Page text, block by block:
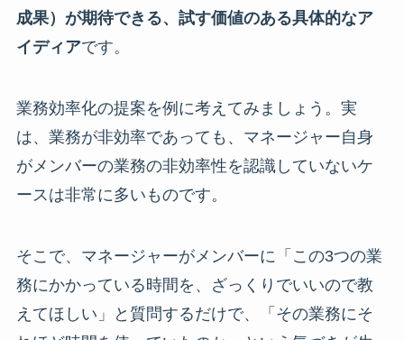
成果）が期待できる、試す価値のある具体的なア
イディアです。
業務効率化の提案を例に考えてみましょう。実
は、業務が非効率であっても、マネージャー自身
がメンバーの業務の非効率性を認識していないケ
ースは非常に多いものです。
そこで、マネージャーがメンバーに「この3つの業
務にかかっている時間を、ざっくりでいいので教
えてほしい」と質問するだけで、「その業務にそ